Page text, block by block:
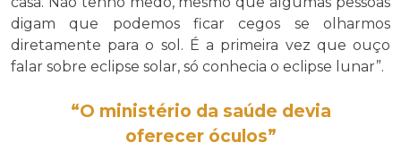
digam que podemos ficar cegos se olharmos
diretamente para o sol. É a primeira vez que ouço
falar sobre eclipse solar, só conhecia o eclipse lunar”.
“O ministério da saúde devia
oferecer óculos”